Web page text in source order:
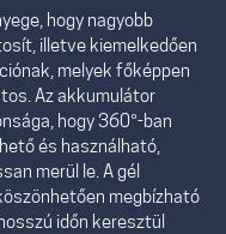
hogy nagyobb
illetve kiemelkedően
melyek főképpen
Az akkumulátor
hogy 360°-ban
és használható,
merül le. A gél
megbízható
időn keresztül